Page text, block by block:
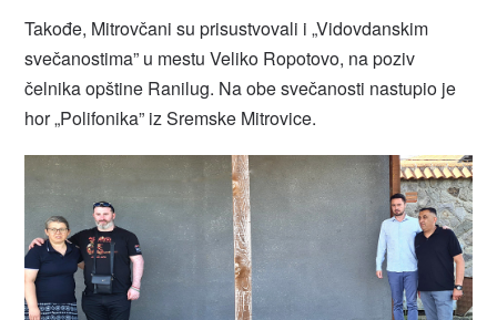
Takođe, Mitrovčani su prisustvovali i „Vidovdanskim
svečanostima” u mestu Veliko Ropotovo, na poziv
čelnika opštine Ranilug. Na obe svečanosti nastupio je
hor „Polifonika” iz Sremske Mitrovice.